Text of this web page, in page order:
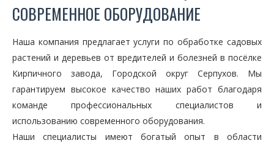
СОВРЕМЕННОЕ ОБОРУДОВАНИЕ
Наша компания предлагает услуги по обработке садовых
растений и деревьев от вредителей и болезней в посёлке
Кирпичного завода, Городской округ Серпухов. Мы
гарантируем высокое качество наших работ благодаря
команде профессиональных специалистов и
использованию современного оборудования.
Наши специалисты имеют богатый опыт в области